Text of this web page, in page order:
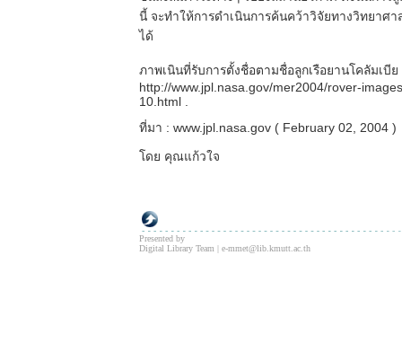
นี้ จะทำให้การดำเนินการค้นคว้าวิจัยทางวิทยาศา
ได้
ภาพเนินที่รับการตั้งชื่อตามชื่อลูกเรือยานโคลัมเบี
http://www.jpl.nasa.gov/mer2004/rover-
10.html
ที่มา : www.jpl.nasa.gov ( February 02, 2004 )
โดย คุณแก้วใจ
Presented by
Digital Library Team | e-mmet@lib.kmutt.ac.th